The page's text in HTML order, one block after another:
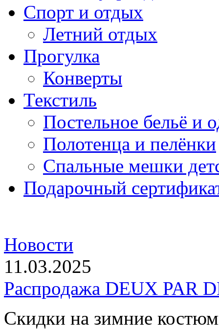
Спорт и отдых
Летний отдых
Прогулка
Конверты
Текстиль
Постельное бельё и
Полотенца и пелёнки
Спальные мешки
Подарочный
Новости
11.03.2025
Распродажа DEUX PAR
Скидки на зимние